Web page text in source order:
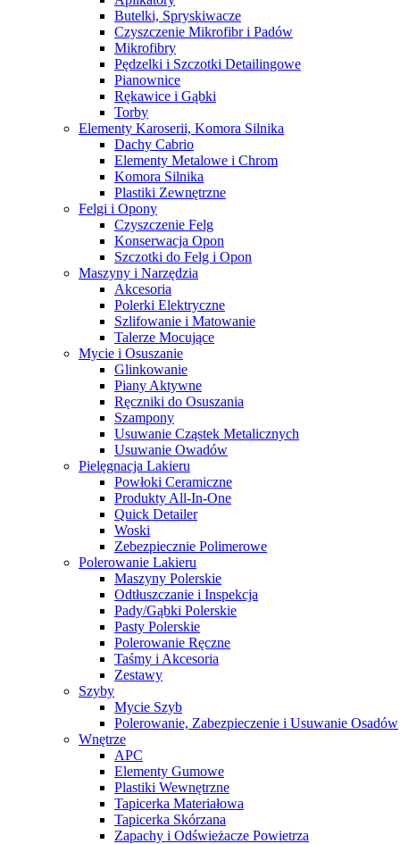
Butelki, Spryskiwacze
Czyszczenie Mikrofibr i Padów
Mikrofibry
Pędzelki i Szczotki Detailingowe
Pianownice
Rękawice i Gąbki
Torby
Elementy Karoserii, Komora Silnika
Dachy Cabrio
Elementy Metalowe i Chrom
Komora Silnika
Plastiki Zewnętrzne
Felgi i Opony
Czyszczenie Felg
Konserwacja Opon
Szczotki do Felg i Opon
Maszyny i Narzędzia
Akcesoria
Polerki Elektryczne
Szlifowanie i Matowanie
Talerze Mocujące
Mycie i Osuszanie
Glinkowanie
Piany Aktywne
Ręczniki do Osuszania
Szampony
Usuwanie Cząstek Metalicznych
Usuwanie Owadów
Pielęgnacja Lakieru
Powłoki Ceramiczne
Produkty All-In-One
Quick Detailer
Woski
Zebezpiecznie Polimerowe
Polerowanie Lakieru
Maszyny Polerskie
Odtłuszczanie i Inspekcja
Pady/Gąbki Polerskie
Pasty Polerskie
Polerowanie Ręczne
Taśmy i Akcesoria
Zestawy
Szyby
Mycie Szyb
Polerowanie, Zabezpieczenie i Usuwanie Osadów
Wnętrze
APC
Elementy Gumowe
Plastiki Wewnętrzne
Tapicerka Materiałowa
Tapicerka Skórzana
Zapachy i Odświeżacze Powietrza